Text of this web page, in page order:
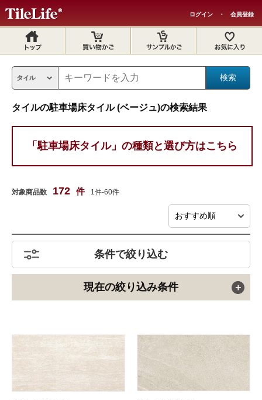
ログイン ・ 会員登録
タイルの駐車場床タイル (ベージュ)の検索結果
「駐車場床タイル」の種類と選び方はこちら
対象商品数 172 件 1件-60件
条件で絞り込む
現在の絞り込み条件